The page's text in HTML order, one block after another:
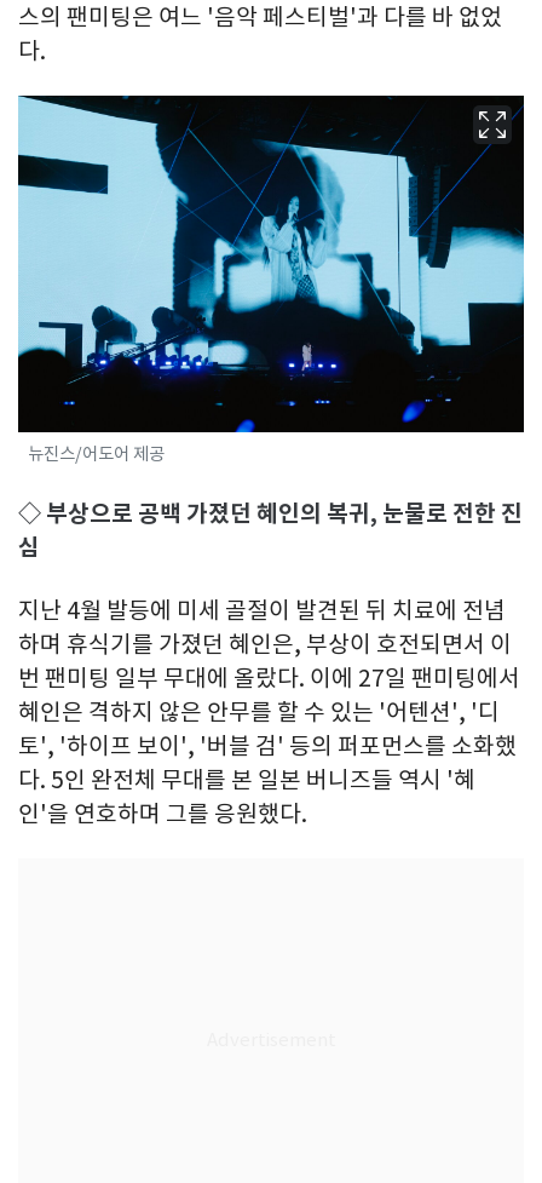
스의 팬미팅은 여느 '음악 페스티벌'과 다를 바 없었
다.
뉴진스/어도어 제공
◇ 부상으로 공백 가졌던 혜인의 복귀, 눈물로 전한 진
심
지난 4월 발등에 미세 골절이 발견된 뒤 치료에 전념
하며 휴식기를 가졌던 혜인은, 부상이 호전되면서 이
번 팬미팅 일부 무대에 올랐다. 이에 27일 팬미팅에서
혜인은 격하지 않은 안무를 할 수 있는 '어텐션', '디
토', '하이프 보이', '버블 검' 등의 퍼포먼스를 소화했
다. 5인 완전체 무대를 본 일본 버니즈들 역시 '혜
인'을 연호하며 그를 응원했다.